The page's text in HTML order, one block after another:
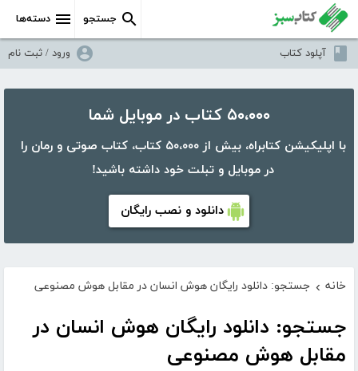
دسته‌ها جستجو
آپلود کتاب ورود / ثبت نام
۵۰،۰۰۰ کتاب در موبایل شما
با اپلیکیشن کتابراه، بیش از ۵۰،۰۰۰ کتاب، کتاب صوتی و رمان را
در موبایل و تبلت خود داشته باشید!
دانلود و نصب رایگان
خانه › جستجو: دانلود رایگان هوش انسان در مقابل هوش مصنوعی
جستجو: دانلود رایگان هوش انسان در
مقابل هوش مصنوعی